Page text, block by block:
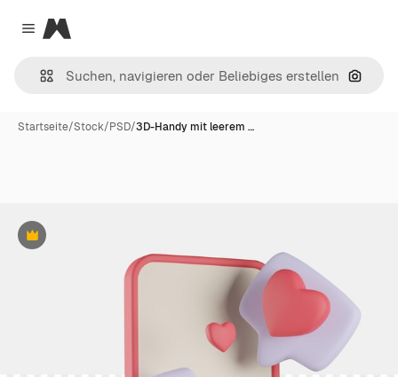
Close menu
Magnific
Nach
Startseite/Stock/PSD/3D-Handy mit leerem …
Premium